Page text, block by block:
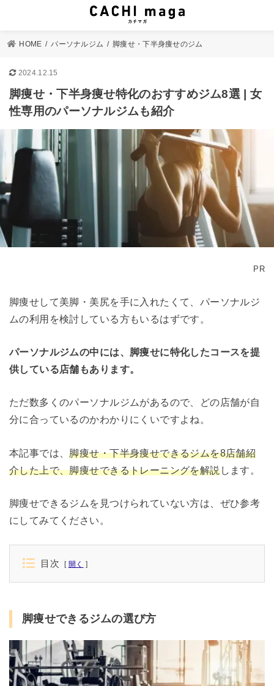
HOME パーソナルジム 脚痩せ・下半身痩せのジム
2024.12.15
脚痩せ・下半身痩せ特化のおすすめジム8選 | 女
性専用のパーソナルジムも紹介
PR
脚痩せして美脚・美尻を手に入れたくて、パーソナルジ
ムの利用を検討している方もいるはずです。
パーソナルジムの中には、脚痩せに特化したコースを提
供している店舗もあります。
ただ数多くのパーソナルジムがあるので、どの店舗が自
分に合っているのかわかりにくいですよね。
本記事では、脚痩せ・下半身痩せできるジムを8店舗紹
介した上で、脚痩せできるトレーニングを解説します。
脚痩せできるジムを見つけられていない方は、ぜひ参考
にしてみてください。
目次 開く
脚痩せできるジムの選び方